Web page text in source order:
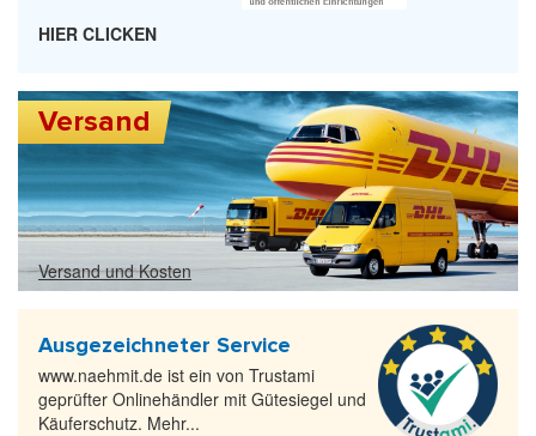
HIER CLICKEN
Versand
Versand und Kosten
Ausgezeichneter Service
www.naehmit.de ist ein von Trustami
geprüfter Onlinehändler mit Gütesiegel und
Käuferschutz. Mehr...